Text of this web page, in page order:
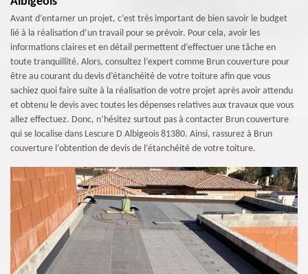
Avant d’entamer un projet, c’est très important de bien savoir le budget
lié à la réalisation d’un travail pour se prévoir. Pour cela, avoir les
informations claires et en détail permettent d’effectuer une tâche en
toute tranquillité. Alors, consultez l’expert comme Brun couverture pour
être au courant du devis d’étanchéité de votre toiture afin que vous
sachiez quoi faire suite à la réalisation de votre projet après avoir attendu
et obtenu le devis avec toutes les dépenses relatives aux travaux que vous
allez effectuez. Donc, n’hésitez surtout pas à contacter Brun couverture
qui se localise dans Lescure D Albigeois 81380. Ainsi, rassurez à Brun
couverture l’obtention de devis de l’étanchéité de votre toiture.